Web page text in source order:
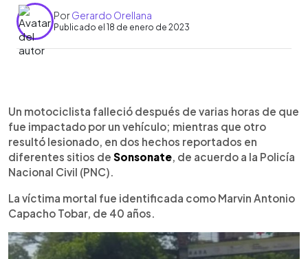
PorGerardo Orellana
Publicado el 18 de enero de 2023
Escuchar artículo
Un motociclista falleció después de varias horas de que
fue impactado por un vehículo; mientras que otro
resultó lesionado, en dos hechos reportados en
diferentes sitios de Sonsonate , de acuerdo a la Policía
Nacional Civil (PNC).
La víctima mortal fue identificada como Marvin Antonio
Capacho Tobar, de 40 años.